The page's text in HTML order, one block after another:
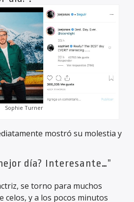
Sophie Turner
mostró su molestia y
día? Interesante…”
se torno para muchos
celos, y a los pocos minutos